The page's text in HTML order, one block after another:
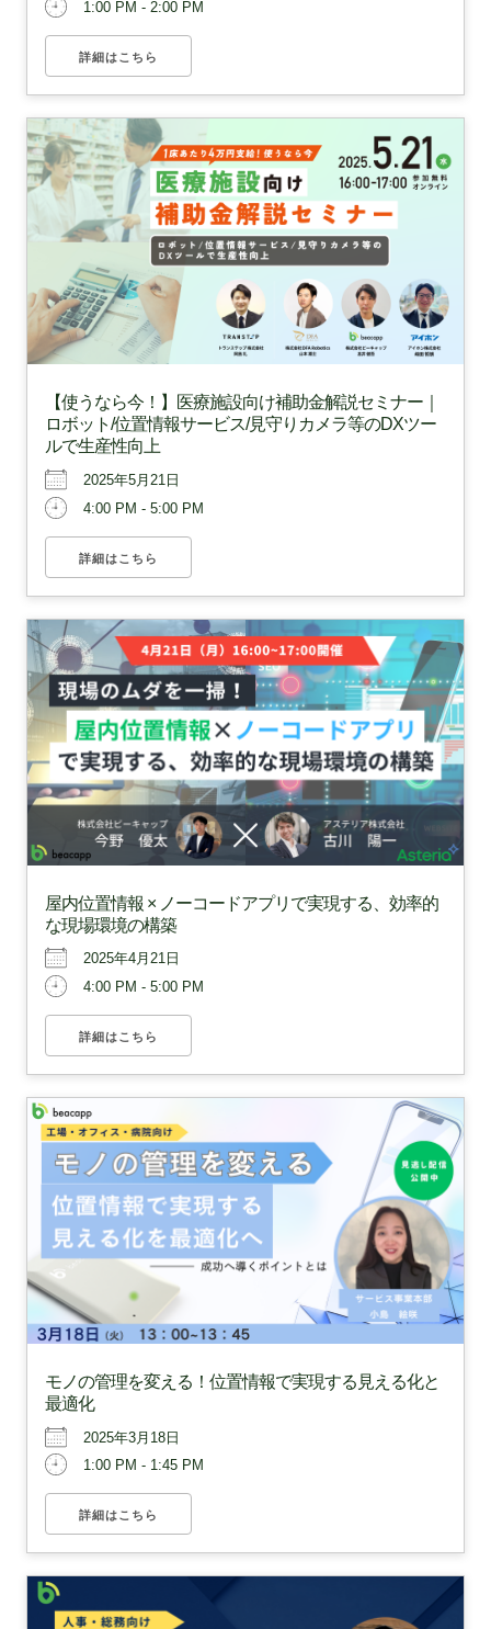
1:00 PM - 2:00 PM
詳細はこちら
【使うなら今！】医療施設向け補助金解説セミナー｜
ロボット/位置情報サービス/見守りカメラ等のDXツー
ルで生産性向上
2025年5月21日
4:00 PM - 5:00 PM
詳細はこちら
屋内位置情報 × ノーコードアプリで実現する、効率的
な現場環境の構築
2025年4月21日
4:00 PM - 5:00 PM
詳細はこちら
モノの管理を変える！位置情報で実現する見える化と
最適化
2025年3月18日
1:00 PM - 1:45 PM
詳細はこちら